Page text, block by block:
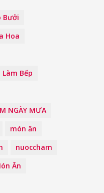
Bưởi
Hoa
Bếp
NGÀY MƯA
món ăn
nuoccham
Ăn